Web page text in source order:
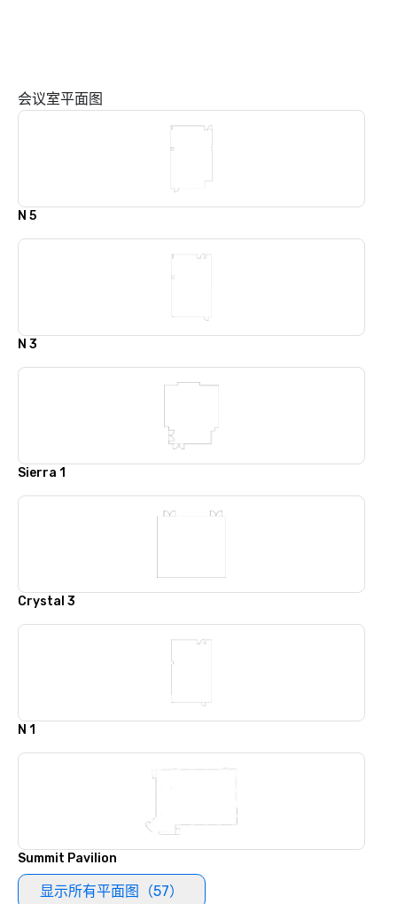
会议室平面图
N 5
N 3
Sierra 1
Crystal 3
N 1
Summit Pavilion
显示所有平面图（57）